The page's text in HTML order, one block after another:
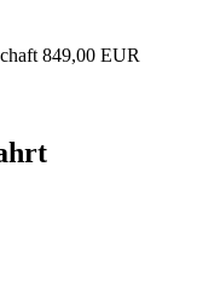
skalierbarer IT-
849,00 EUR